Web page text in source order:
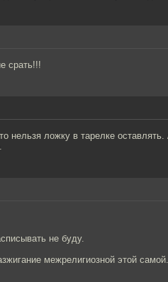
срать!!!
нельзя ложку в тарелке оставлять.
не буду.
межрелигиозной этой самой.